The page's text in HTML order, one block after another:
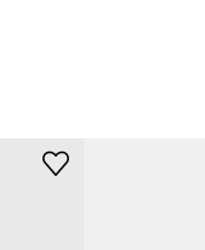
Calvin Klein